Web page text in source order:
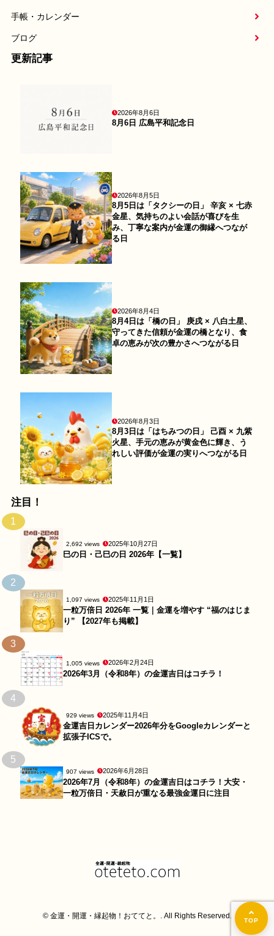
手帳・カレンダー
ブログ
更新記事
2026年8月6日
8月6日 広島平和記念日
2026年8月5日
8月5日は「タクシーの日」 辛亥 × 七赤
金星、気持ちのよい会話が喜びを生
み、丁寧な案内が金運の御縁へつなが
る日
2026年8月4日
8月4日は「橋の日」 庚戌 × 八白土星、
守ってきた信頼が金運の橋となり、食
卓の恵みが次の豊かさへつながる日
2026年8月3日
8月3日は「はちみつの日」 己酉 × 九紫
火星、手元の恵みが黄金色に輝き、う
れしい評価が金運の実りへつながる日
注目！
1
2,692 views 2025年10月27日
巳の日・己巳の日 2026年【一覧】
2
1,097 views 2025年11月1日
一粒万倍日 2026年 一覧｜金運を増やす “福のはじま
り” 【2027年も掲載】
3
1,005 views 2026年2月24日
2026年3月（令和8年）の金運吉日はコチラ！
4
929 views 2025年11月4日
金運吉日カレンダー2026年分をGoogleカレンダーと
拡張子ICSで。
5
907 views 2026年6月28日
2026年7月（令和8年）の金運吉日はコチラ！大安・
一粒万倍日・天赦日が重なる最強金運日に注目
© 金運・開運・縁起物！おててと。. All Rights Reserved.